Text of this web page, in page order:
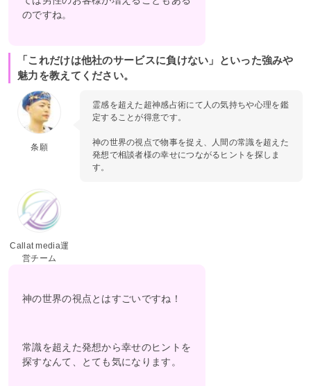
のですね。
「これだけは他社のサービスに負けない」といった強みや
魅力を教えてください。
条願
霊感を超えた超神感占術にて人の気持ちや心理を鑑
定することが得意です。
神の世界の視点で物事を捉え、人間の常識を超えた
発想で相談者様の幸せにつながるヒントを探しま
す。
Callat media運
営チーム
神の世界の視点とはすごいですね！
常識を超えた発想から幸せのヒントを
探すなんて、とても気になります。